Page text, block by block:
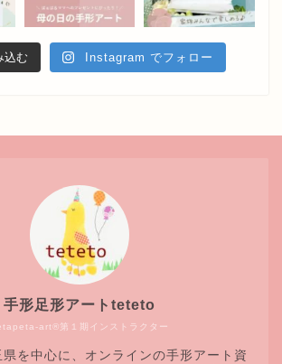
込む Instagram でフォロー
art®第１期インストラクター
手形足形アートteteto
を中心に、オンラインの手形アート資